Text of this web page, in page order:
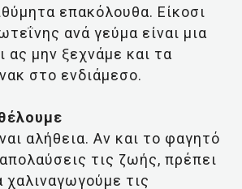
επακόλουθα. Είκοσι
ανά γεύμα είναι μια
ας μην ξεχνάμε και τα
στο ενδιάμεσο.
αλήθεια. Αν και το φαγητό
τις ζωής, πρέπει
χαλιναγωγούμε τις